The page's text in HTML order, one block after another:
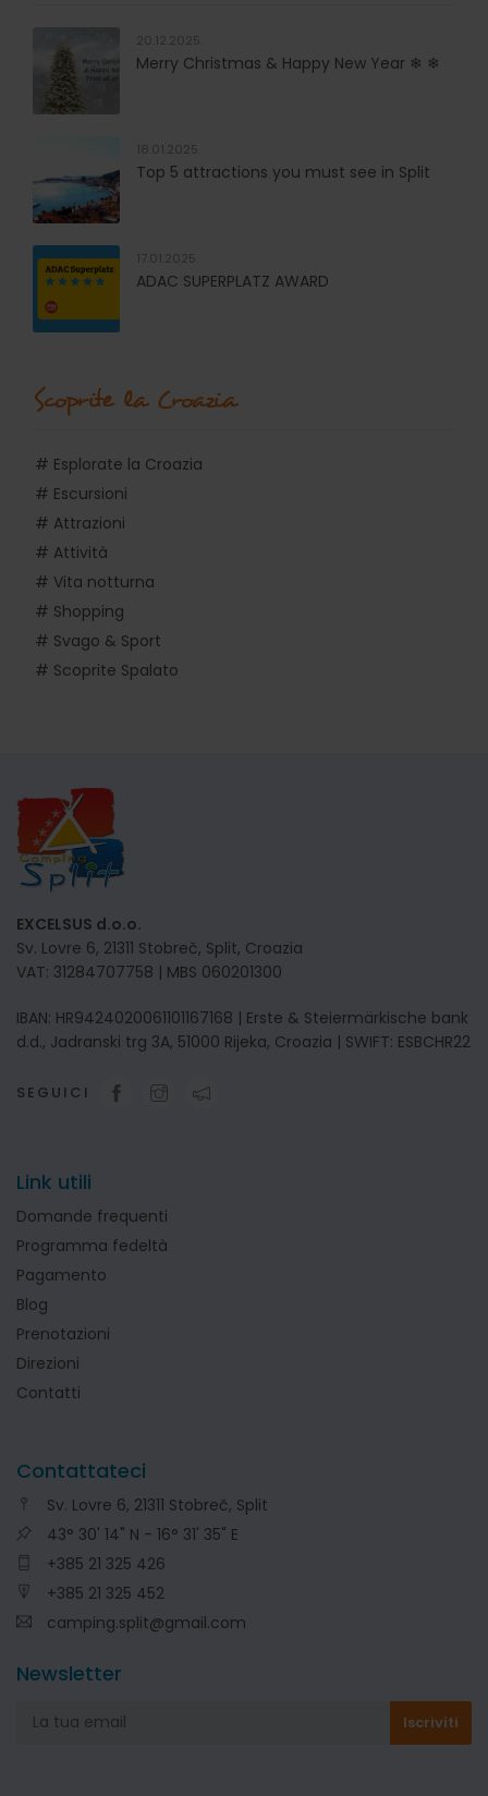
20.12.2025.
Merry Christmas & Happy New Year ❄ ❄
18.01.2025.
Top 5 attractions you must see in Split
17.01.2025.
ADAC SUPERPLATZ AWARD
Scoprite la Croazia
# Esplorate la Croazia
# Escursioni
# Attrazioni
# Attività
# Vita notturna
# Shopping
# Svago & Sport
# Scoprite Spalato
EXCELSUS d.o.o.
Sv. Lovre 6, 21311 Stobreč, Split, Croazia
VAT: 31284707758 | MBS 060201300
IBAN: HR9424020061101167168 | Erste & Steiermärkische bank
d.d., Jadranski trg 3A, 51000 Rijeka, Croazia | SWIFT: ESBCHR22
SEGUICI
Link utili
Domande frequenti
Programma fedeltà
Pagamento
Blog
Prenotazioni
Direzioni
Contatti
Contattateci
Sv. Lovre 6, 21311 Stobreč, Split
43° 30' 14" N - 16° 31' 35" E
+385 21 325 426
+385 21 325 452
camping.split@gmail.com
Newsletter